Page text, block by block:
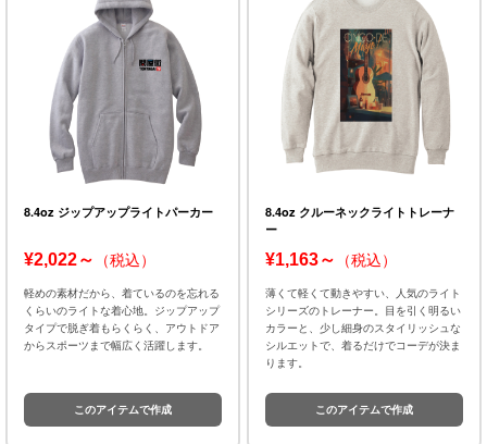
8.4oz ジップアップライトパーカー
¥2,022～ （税込）
軽めの素材だから、着ているのを忘れる
くらいのライトな着心地。ジップアップ
タイプで脱ぎ着もらくらく、アウトドア
からスポーツまで幅広く活躍します。
このアイテムで作成
8.4oz クルーネックライトトレーナ
ー
¥1,163～ （税込）
薄くて軽くて動きやすい、人気のライト
シリーズのトレーナー。目を引く明るい
カラーと、少し細身のスタイリッシュな
シルエットで、着るだけでコーデが決ま
ります。
このアイテムで作成